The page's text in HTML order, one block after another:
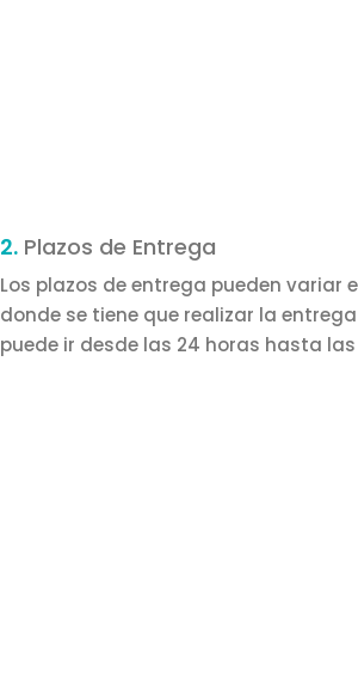
2. Plazos de Entrega
Los plazos de entrega pueden variar
donde se tiene que realizar la
puede ir desde las 24 horas hasta